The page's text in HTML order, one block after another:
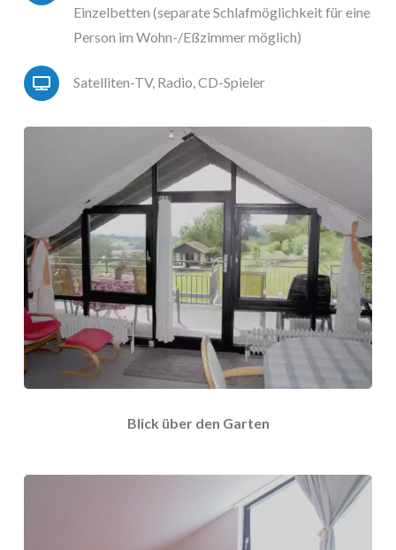
Einzelbetten (separate Schlafmöglichkeit für eine
Person im Wohn-/Eßzimmer möglich)
Satelliten-TV, Radio, CD-Spieler
Blick über den Garten